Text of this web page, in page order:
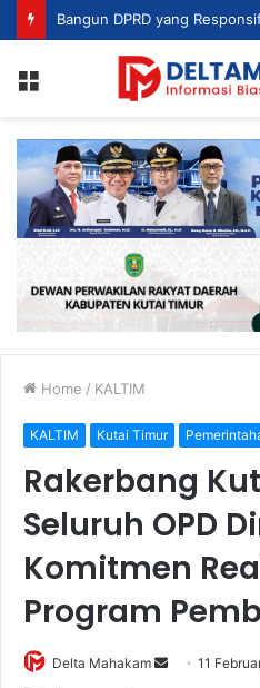
Home / KALTIM
KALTIM Kutai Timur
Rakerbang
Seluruh OPD
Komitmen
Program
Delta Mahakam 11